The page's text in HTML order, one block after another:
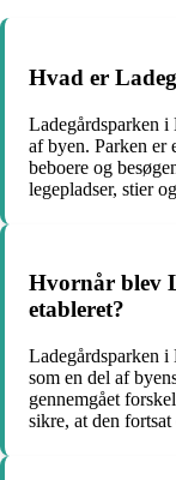
Hvad er
Ladegårdsparken
af byen. Parken er
beboere og
legepladser, stier
Hvornår blev
etableret?
Ladegårdsparken
som en del af
gennemgået
sikre, at den